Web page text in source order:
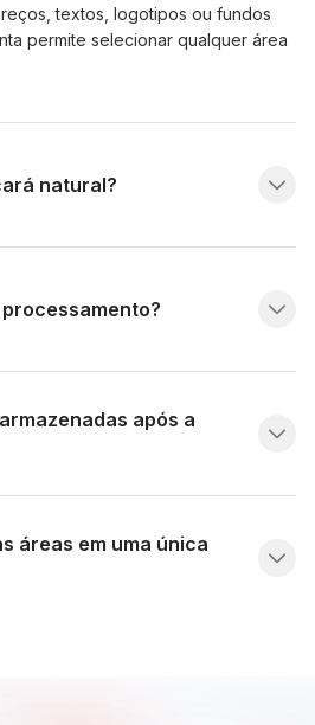
textos, logotipos ou fundos
permite selecionar qualquer área
natural?
após a
áreas em uma única